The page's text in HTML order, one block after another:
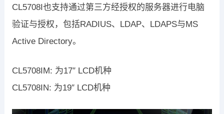
CL5708I也支持通过第三方经授权的服务器进行电脑
验证与授权，包括RADIUS、LDAP、LDAPS与MS
Active Directory。
CL5708IM: 为17″ LCD机种
CL5708IN: 为19″ LCD机种